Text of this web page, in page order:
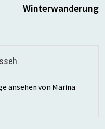
Winterwanderung
ansehen von Marina